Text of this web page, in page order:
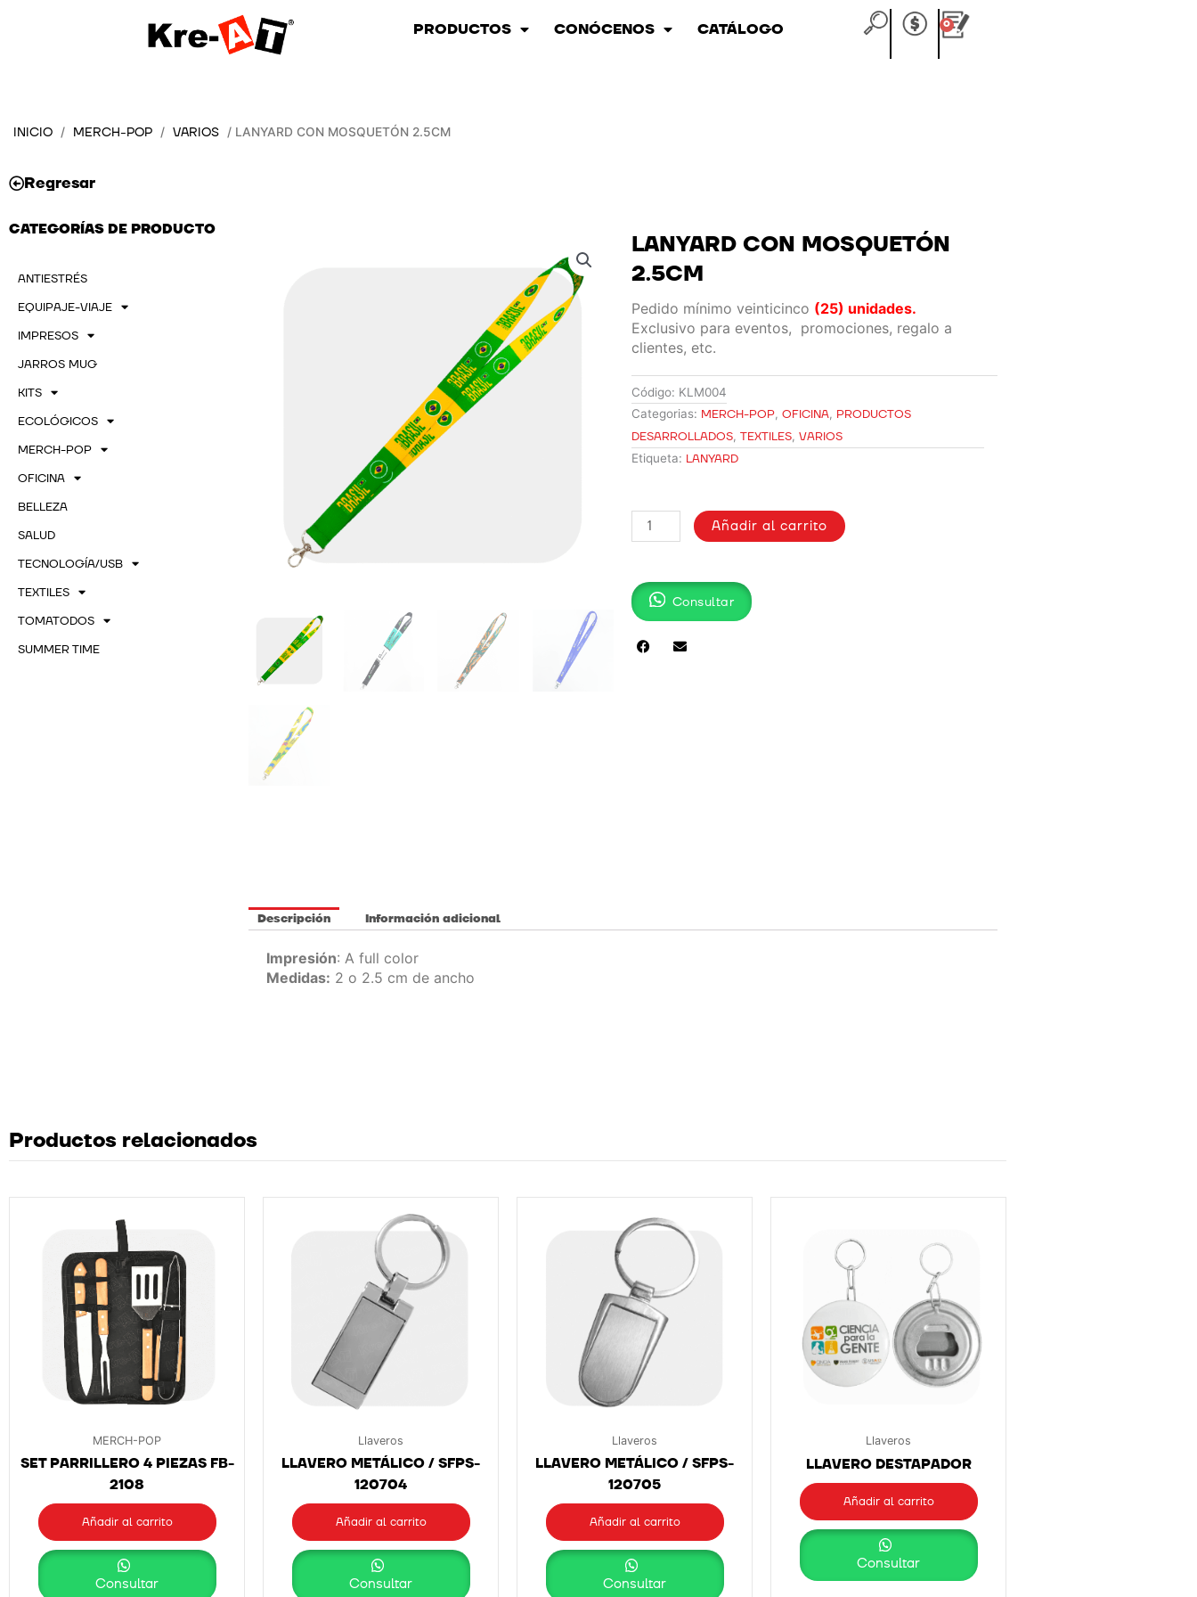
PRODUCTOS CONÓCENOS CATÁLOGO 0
Carrito
INICIO / MERCH-POP / VARIOS / LANYARD CON MOSQUETÓN 2.5CM
Regresar
CATEGORÍAS DE PRODUCTO
ANTIESTRÉS
EQUIPAJE-VIAJE
IMPRESOS
JARROS MUG
KITS
ECOLÓGICOS
MERCH-POP
OFICINA
BELLEZA
SALUD
TECNOLOGÍA/USB
TEXTILES
TOMATODOS
SUMMER TIME
LANYARD CON MOSQUETÓN
2.5CM
Pedido mínimo veinticinco (25) unidades.
Exclusivo para eventos, promociones, regalo a
clientes, etc.
Código: KLM004
Categorias: MERCH-POP,OFICINA, PRODUCTOS
DESARROLLADOS,TEXTILES,VARIOS
Etiqueta: LANYARD
LANYARD
CON
cantidad
Añadir al carrito
Consultar
Descripción Información adicional
Impresión: A full color
Medidas: 2 o 2.5 cm de ancho
Productos relacionados
MERCH-POP
SET PARRILLERO 4 PIEZAS FB-
2108
Añadir al carrito
Consultar
Llaveros
LLAVERO METÁLICO / SFPS-
120704
Añadir al carrito
Consultar
Llaveros
LLAVERO METÁLICO / SFPS-
120705
Añadir al carrito
Consultar
Llaveros
LLAVERO DESTAPADOR
Añadir al carrito
Consultar